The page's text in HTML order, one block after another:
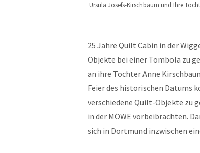
Ursula Josefs-Kirschbaum und Ihre
25 Jahre Quilt Cabin in der
Objekte bei einer Tombola zu
an ihre Tochter Anne
Feier des historischen Datums
verschiedene Quilt-Objekte zu
in der MÖWE vorbeibrachten.
sich in Dortmund inzwischen